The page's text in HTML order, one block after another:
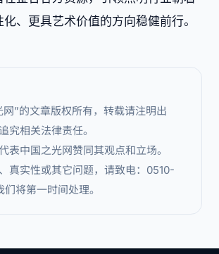
、更具艺术价值的方向稳健前行。
网”的文章版权所有，转载请注明出
究相关法律责任。
表中国之光网赞同其观点和立场。
真实性或其它问题，请致电：0510-
将第一时间处理。